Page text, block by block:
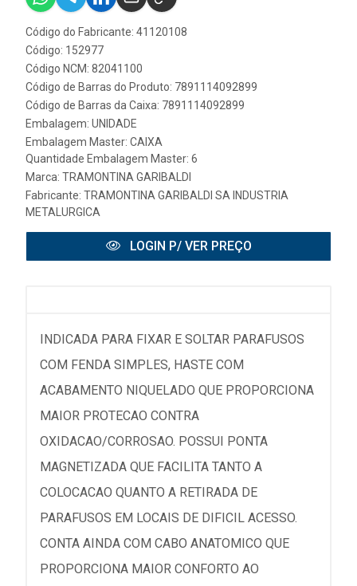
Código do Fabricante: 41120108
Código: 152977
Código NCM: 82041100
Código de Barras do Produto: 7891114092899
Código de Barras da Caixa: 7891114092899
Embalagem: UNIDADE
Embalagem Master: CAIXA
Quantidade Embalagem Master: 6
Marca: TRAMONTINA GARIBALDI
Fabricante: TRAMONTINA GARIBALDI SA INDUSTRIA
METALURGICA
LOGIN P/ VER PREÇO
INDICADA PARA FIXAR E SOLTAR PARAFUSOS
COM FENDA SIMPLES, HASTE COM
ACABAMENTO NIQUELADO QUE PROPORCIONA
MAIOR PROTECAO CONTRA
OXIDACAO/CORROSAO. POSSUI PONTA
MAGNETIZADA QUE FACILITA TANTO A
COLOCACAO QUANTO A RETIRADA DE
PARAFUSOS EM LOCAIS DE DIFICIL ACESSO.
CONTA AINDA COM CABO ANATOMICO QUE
PROPORCIONA MAIOR CONFORTO AO